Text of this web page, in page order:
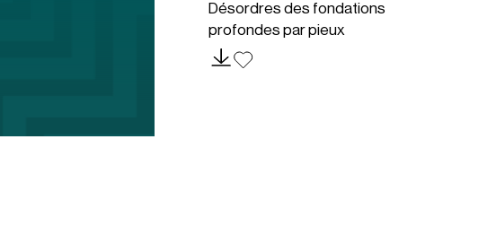
Désordres des fondations
profondes par pieux